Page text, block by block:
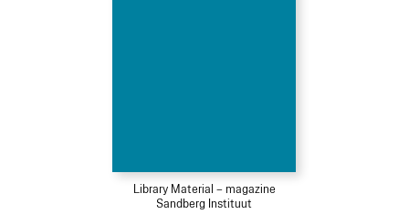
Library Material – magazine
Sandberg Instituut